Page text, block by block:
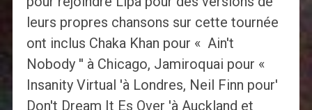
leurs propres chansons sur cette tournée
ont inclus Chaka Khan pour « Ain't
Nobody '' à Chicago, Jamiroquai pour «
Insanity Virtual 'à Londres, Neil Finn pour'
Don't Dream It Es Over 'à Auckland et